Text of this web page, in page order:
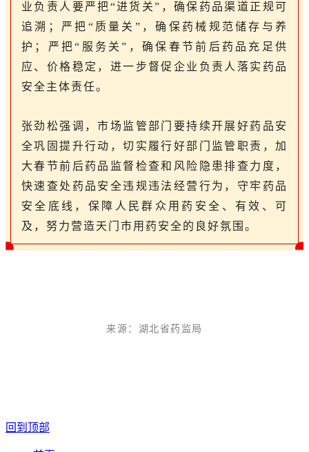
业负责人要严把“进货关”，确保药品渠道正规可
追溯；严把“质量关”，确保药械规范储存与养
护；严把“服务关”，确保春节前后药品充足供
应、价格稳定，进一步督促企业负责人落实药品
安全主体责任。
张劲松强调，市场监管部门要持续开展好药品安
全巩固提升行动，切实履行好部门监管职责，加
大春节前后药品监督检查和风险隐患排查力度，
快速查处药品安全违规违法经营行为，守牢药品
安全底线，保障人民群众用药安全、有效、可
及，努力营造天门市用药安全的良好氛围。
来源： 湖北省药监局
回到顶部